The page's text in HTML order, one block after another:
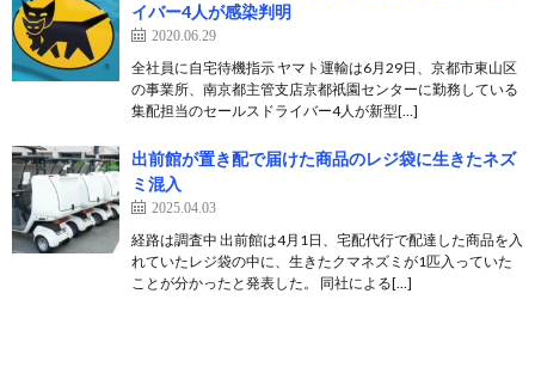
イバー4人が感染判明
2020.06.29
全社員に自宅待機指示 ヤマト運輸は6月29日、京都市東山区
の事業所、南京都主管支店京都祇園センターに勤務している
集配担当のセールスドライバー4人が新型[…]
出前館が置き配で届けた商品のレジ袋に生きたネズ
ミ混入
2025.04.03
経路は調査中 出前館は4月1日、宅配代行で配達した商品を入
れていたレジ袋の中に、生きたクマネズミが1匹入っていた
ことが分かったと発表した。 同社による[…]